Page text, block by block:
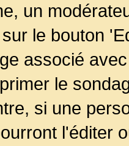
un
le bouton
associé
le
si une
l'éditer